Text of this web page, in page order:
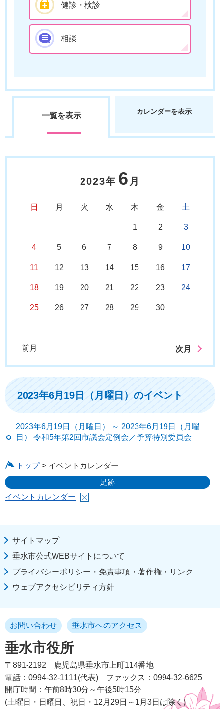
健診・検診
相談
一覧を表示 カレンダーを表示
2023年 6 月
日 月 火 水 木 金 土
1 2 3
4 5 6 7 8 9 10
11 12 13 14 15 16 17
18 19 20 21 22 23 24
25 26 27 28 29 30
前月 次月
2023年6月19日（月曜日）のイベント
2023年6月19日（月曜日） ～ 2023年6月19日（月曜
日） 令和5年第2回市議会定例会／予算特別委員会
トップ> イベントカレンダー
足跡
イベントカレンダー
サイトマップ
垂水市公式WEBサイトについて
プライバシーポリシー・免責事項・著作権・リンク
ウェブアクセシビリティ方針
垂水市役所
お問い合わせ 垂水市へのアクセス
〒891-2192
鹿児島県垂水市上町114番地
電話：0994-32-1111(代表)
ファックス：0994-32-6625
開庁時間：午前8時30分～午後5時15分
(土曜日・日曜日、祝日・12月29日～1月3日は除く)